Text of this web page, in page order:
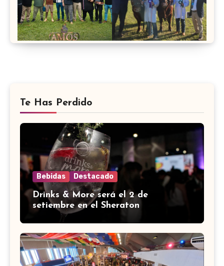
Te Has Perdido
Bebidas Destacado
Drinks & More será el 2 de
setiembre en el Sheraton